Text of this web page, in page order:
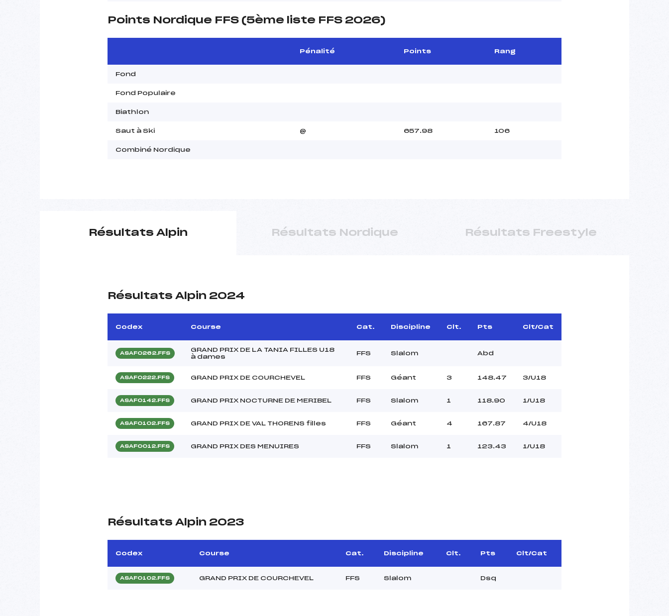
Points Nordique FFS (5ème liste FFS 2026)
Pénalité Points Rang
Fond
Fond Populaire
Biathlon
Saut à Ski @ 657.98 106
Combiné Nordique
Résultats Alpin Résultats Nordique Résultats Freestyle
Résultats Alpin 2024
Codex Course Cat. Discipline Clt. Pts Clt/Cat
ASAF0262.FFS
GRAND PRIX DE LA TANIA FILLES U18
à dames
FFS Slalom Abd
ASAF0222.FFS GRAND PRIX DE COURCHEVEL FFS Géant 3 148.47 3/U18
ASAF0142.FFS GRAND PRIX NOCTURNE DE MERIBEL FFS Slalom 1 118.90 1/U18
ASAF0102.FFS GRAND PRIX DE VAL THORENS filles FFS Géant 4 167.87 4/U18
ASAF0012.FFS GRAND PRIX DES MENUIRES FFS Slalom 1 123.43 1/U18
Résultats Alpin 2023
Codex Course Cat. Discipline Clt. Pts Clt/Cat
ASAF0102.FFS GRAND PRIX DE COURCHEVEL FFS Slalom Dsq